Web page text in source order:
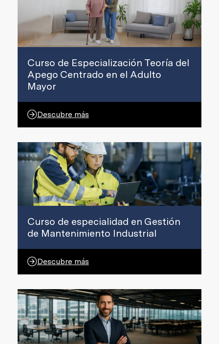
Curso de Especialización Teoría del
Apego Centrado en el Adulto
Mayor
Descubre más
Curso de especialidad en Gestión
de Mantenimiento Industrial
Descubre más